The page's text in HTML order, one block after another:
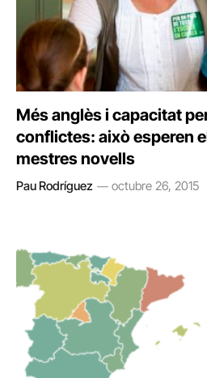
Més anglès i capacitat
conflictes: això esperen
mestres novells
Pau Rodríguez octubre 26, 2015